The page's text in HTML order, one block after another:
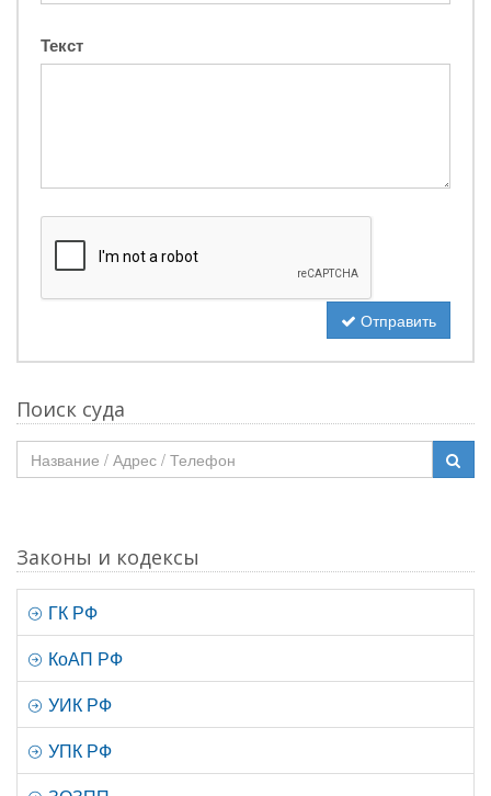
Текст
Отправить
Поиск суда
Законы и кодексы
ГК РФ
КоАП РФ
УИК РФ
УПК РФ